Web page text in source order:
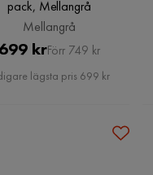
pack, Mellangrå
Mellangrå
Pris
699 krOriginal
Pris
Förr 749 kr
lägsta pris 699 kr